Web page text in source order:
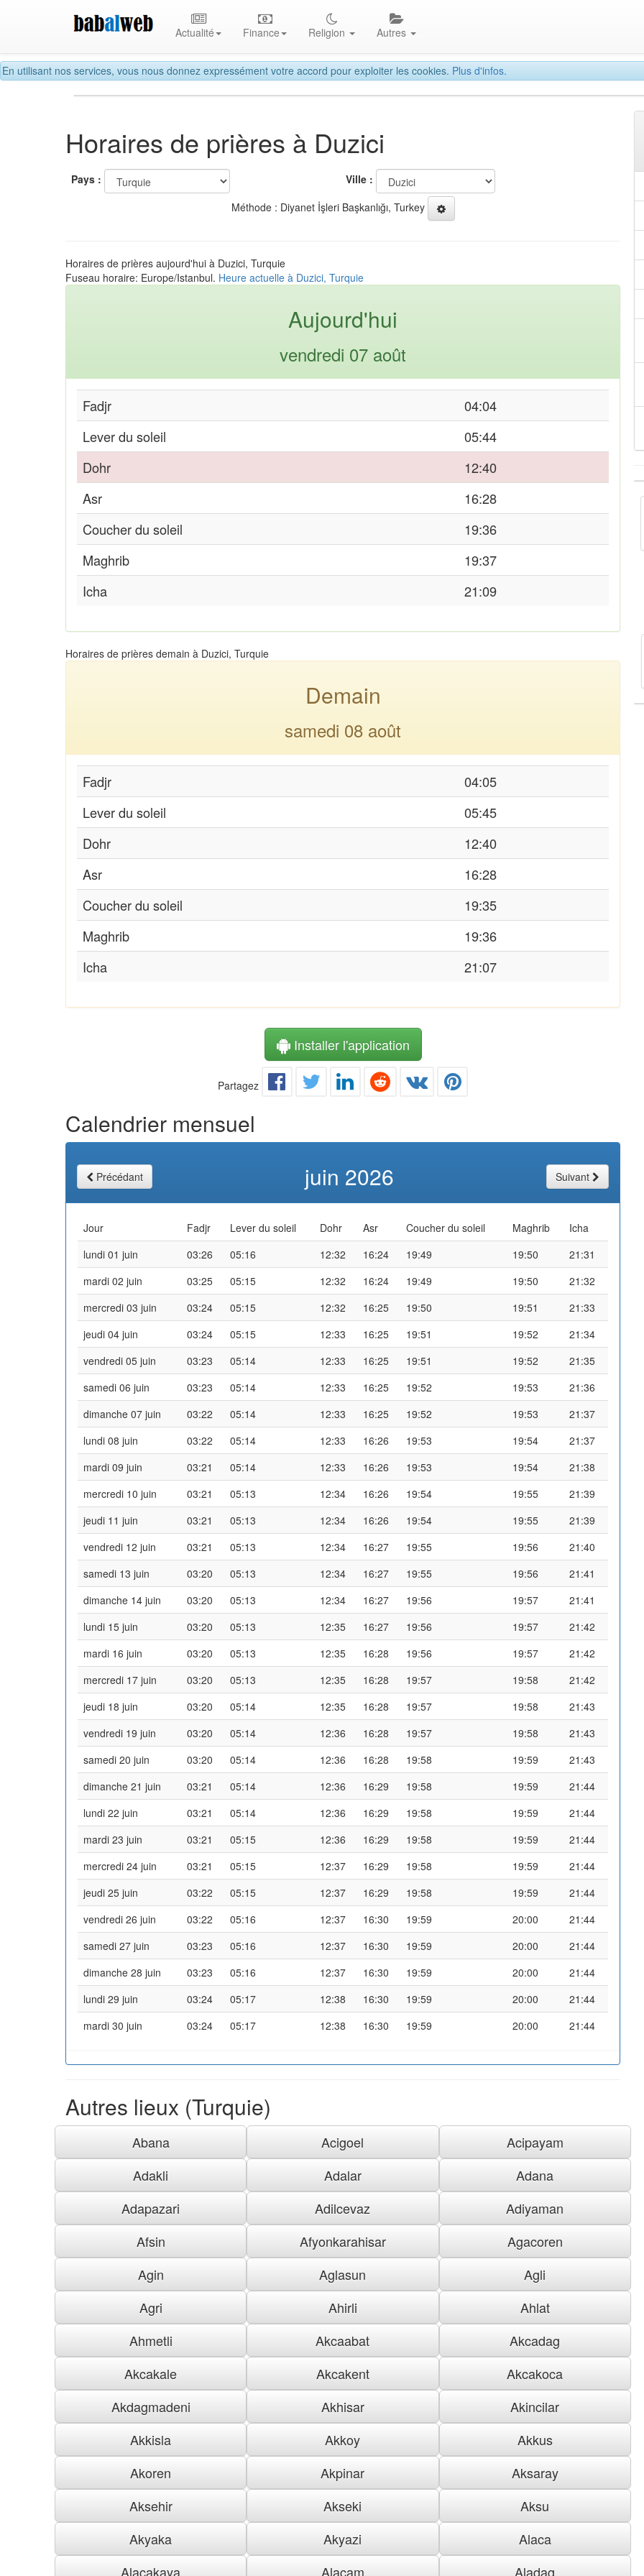
En utilisant nos services, vous nous donnez expressément votre accord pour exploiter les cookies. Plus d'infos.
Actualité Finance Religion Autres
Horaires de prières à Duzici
Pays :
Ville :
Méthode : Diyanet İşleri Başkanlığı, Turkey
Horaires de prières aujourd'hui à Duzici, Turquie
Fuseau horaire: Europe/Istanbul. Heure actuelle à Duzici, Turquie
Aujourd'hui
vendredi 07 août
Fadjr
04:04
Lever du soleil
05:44
Dohr
12:40
Asr
16:28
Coucher du soleil
19:36
Maghrib
19:37
Icha
21:09
Horaires de prières demain à Duzici, Turquie
Demain
samedi 08 août
Fadjr
04:05
Lever du soleil
05:45
Dohr
12:40
Asr
16:28
Coucher du soleil
19:35
Maghrib
19:36
Icha
21:07
Installer l'application
Partagez
Calendrier mensuel
Précédant juin 2026 Suivant
Jour Fadjr Lever du soleil Dohr Asr Coucher du soleil Maghrib
Icha
lundi 01 juin
03:26 05:16 12:32 16:24 19:49 19:50
21:31
mardi 02 juin
03:25 05:15 12:32 16:24 19:49 19:50
21:32
mercredi 03 juin
03:24 05:15 12:32 16:25 19:50 19:51
21:33
jeudi 04 juin
03:24 05:15 12:33 16:25 19:51 19:52
21:34
vendredi 05 juin
03:23 05:14 12:33 16:25 19:51 19:52
21:35
samedi 06 juin
03:23 05:14 12:33 16:25 19:52 19:53
21:36
dimanche 07 juin
03:22 05:14 12:33 16:25 19:52 19:53
21:37
lundi 08 juin
03:22 05:14 12:33 16:26 19:53 19:54
21:37
mardi 09 juin
03:21 05:14 12:33 16:26 19:53 19:54
21:38
mercredi 10 juin
03:21 05:13 12:34 16:26 19:54 19:55
21:39
jeudi 11 juin
03:21 05:13 12:34 16:26 19:54 19:55
21:39
vendredi 12 juin
03:21 05:13 12:34 16:27 19:55 19:56
21:40
samedi 13 juin
03:20 05:13 12:34 16:27 19:55 19:56
21:41
dimanche 14 juin
03:20 05:13 12:34 16:27 19:56 19:57
21:41
lundi 15 juin
03:20 05:13 12:35 16:27 19:56 19:57
21:42
mardi 16 juin
03:20 05:13 12:35 16:28 19:56 19:57
21:42
mercredi 17 juin
03:20 05:13 12:35 16:28 19:57 19:58
21:42
jeudi 18 juin
03:20 05:14 12:35 16:28 19:57 19:58
21:43
vendredi 19 juin
03:20 05:14 12:36 16:28 19:57 19:58
21:43
samedi 20 juin
03:20 05:14 12:36 16:28 19:58 19:59
21:43
dimanche 21 juin
03:21 05:14 12:36 16:29 19:58 19:59
21:44
lundi 22 juin
03:21 05:14 12:36 16:29 19:58 19:59
21:44
mardi 23 juin
03:21 05:15 12:36 16:29 19:58 19:59
21:44
mercredi 24 juin
03:21 05:15 12:37 16:29 19:58 19:59
21:44
jeudi 25 juin
03:22 05:15 12:37 16:29 19:58 19:59
21:44
vendredi 26 juin
03:22 05:16 12:37 16:30 19:59 20:00
21:44
samedi 27 juin
03:23 05:16 12:37 16:30 19:59 20:00
21:44
dimanche 28 juin
03:23 05:16 12:37 16:30 19:59 20:00
21:44
lundi 29 juin
03:24 05:17 12:38 16:30 19:59 20:00
21:44
mardi 30 juin
03:24 05:17 12:38 16:30 19:59 20:00 21:44
Autres lieux (Turquie)
Abana Acigoel
Acipayam
Adakli
Adalar
Adana
Adapazari
Adilcevaz
Adiyaman
Afsin
Afyonkarahisar
Agacoren
Agin
Aglasun
Agli
Agri
Ahirli
Ahlat
Ahmetli
Akcaabat
Akcadag
Akcakale
Akcakent
Akcakoca
Akdagmadeni
Akhisar
Akincilar
Akkisla
Akkoy
Akkus
Akoren
Akpinar
Aksaray
Aksehir
Akseki
Aksu
Akyaka
Akyazi
Alaca
Alacakaya
Alacam Aladag